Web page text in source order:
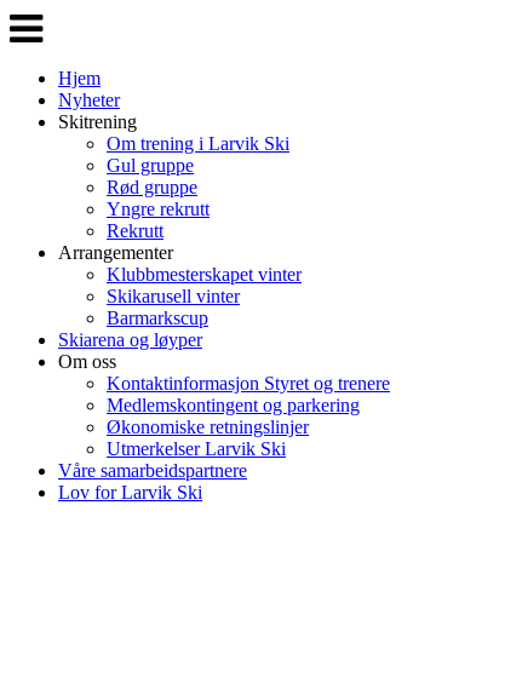
Veksle
navigasjon
Hjem
Nyheter
Skitrening
Om trening i Larvik Ski
Gul gruppe
Rød gruppe
Yngre rekrutt
Rekrutt
Arrangementer
Klubbmesterskapet vinter
Skikarusell vinter
Barmarkscup
Skiarena og løyper
Om oss
Kontaktinformasjon Styret og trenere
Medlemskontingent og parkering
Økonomiske retningslinjer
Utmerkelser Larvik Ski
Våre samarbeidspartnere
Lov for Larvik Ski